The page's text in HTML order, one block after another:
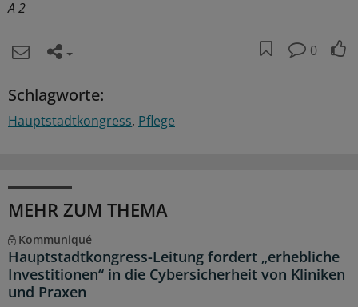
A 2
0
Schlagworte:
Hauptstadtkongress Pflege
MEHR ZUM THEMA
Kommuniqué
Hauptstadtkongress-Leitung fordert „erhebliche
Investitionen“ in die Cybersicherheit von Kliniken
und Praxen